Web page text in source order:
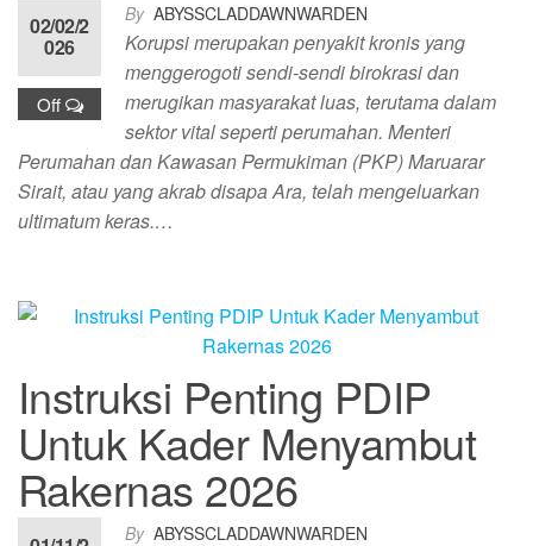
By ABYSSCLADDAWNWARDEN
02/02/2
026
Off
Korupsi merupakan penyakit kronis yang
menggerogoti sendi-sendi birokrasi dan
merugikan masyarakat luas, terutama dalam
sektor vital seperti perumahan. Menteri
Perumahan dan Kawasan Permukiman (PKP) Maruarar
Sirait, atau yang akrab disapa Ara, telah mengeluarkan
ultimatum keras.…
Instruksi Penting PDIP
Untuk Kader Menyambut
Rakernas 2026
By ABYSSCLADDAWNWARDEN